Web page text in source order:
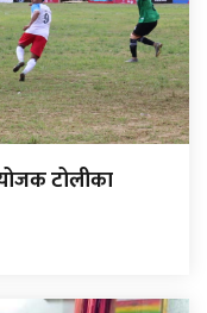
टोलीका